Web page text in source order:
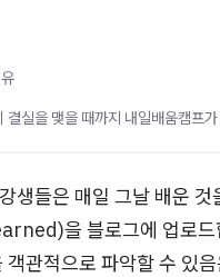
결실을 맺을 때까지 내일배움캠프
생들은 매일 그날 배운 것
을 블로그에 업로
객관적으로 파악할 수 있